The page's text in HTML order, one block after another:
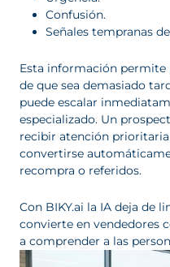
Confusión.
Señales tempranas
Esta información permite
de que sea demasiado
puede escalar
especializado. Un
recibir atención
convertirse
recompra o referidos.
Con BIKY.ai la IA deja de
convierte en vendedores
a comprender a las